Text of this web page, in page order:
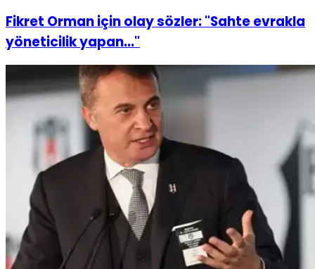
Fikret Orman için olay sözler: "Sahte evrakla
yöneticilik yapan..."